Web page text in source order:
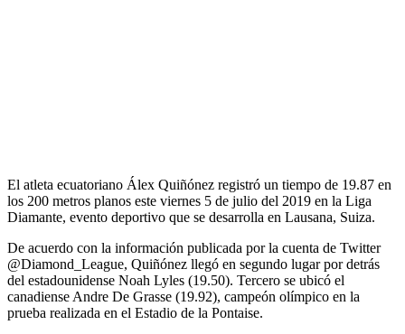
El atleta ecuatoriano Álex Quiñónez registró un tiempo de 19.87 en
los 200 metros planos este viernes 5 de julio del 2019 en la Liga
Diamante, evento deportivo que se desarrolla en Lausana, Suiza.
De acuerdo con la información publicada por la cuenta de Twitter
@Diamond_League, Quiñónez llegó en segundo lugar por detrás
del estadounidense Noah Lyles (19.50). Tercero se ubicó el
canadiense Andre De Grasse (19.92), campeón olímpico en la
prueba realizada en el Estadio de la Pontaise.